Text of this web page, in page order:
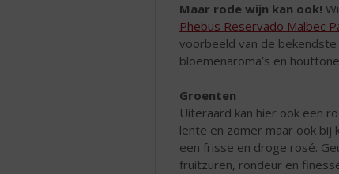
Maar rode wijn kan ook!
Phebus Reservado Malbec
voorbeeld van de
bloemenaroma’s en
Groenten
Uiteraard kan hier ook een
lente en zomer maar ook bij
een frisse en droge rosé.
fruitzuren, rondeur en